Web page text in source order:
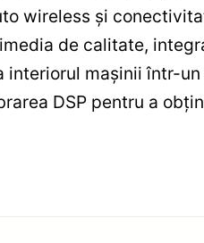
wireless și
de calitate,
interiorul mașinii într-
DSP pentru a